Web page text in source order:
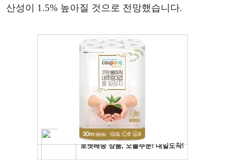
산성이 1.5% 높아질 것으로 전망했습니다.